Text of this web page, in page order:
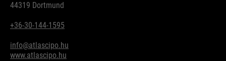
44319 Dortmund
+36-30-144-1595
info@atlascipo.hu
www.atlascipo.hu